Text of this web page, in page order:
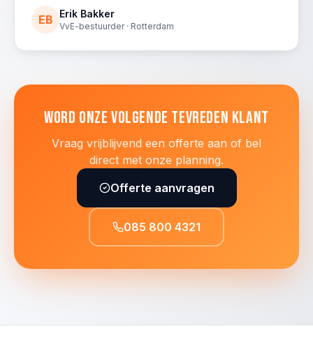
EB Erik Bakker
VvE-bestuurder · Rotterdam
Word onze volgende tevreden klant
Vraag vrijblijvend een offerte aan of bel
direct met onze planning.
Offerte aanvragen
085 800 4321